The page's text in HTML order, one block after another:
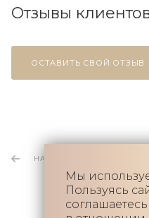
Отзывы
ОСТАВИТЬ СВОЙ ОТЗЫВ
НАЗАД К СПИСКУ
Мы
Пользуясь